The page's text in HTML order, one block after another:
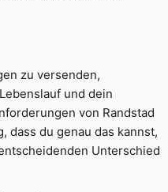
zu versenden,
und dein
von Randstad
dass du genau das kannst,
Unterschied